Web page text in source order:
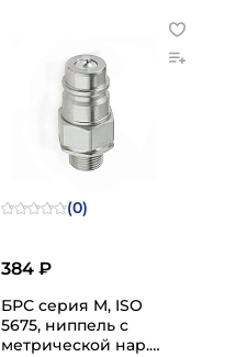
(0)
384 ₽
БРС серия M, ISO
5675, ниппель с
метрической нар.